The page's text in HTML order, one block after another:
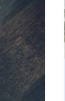
выпады: